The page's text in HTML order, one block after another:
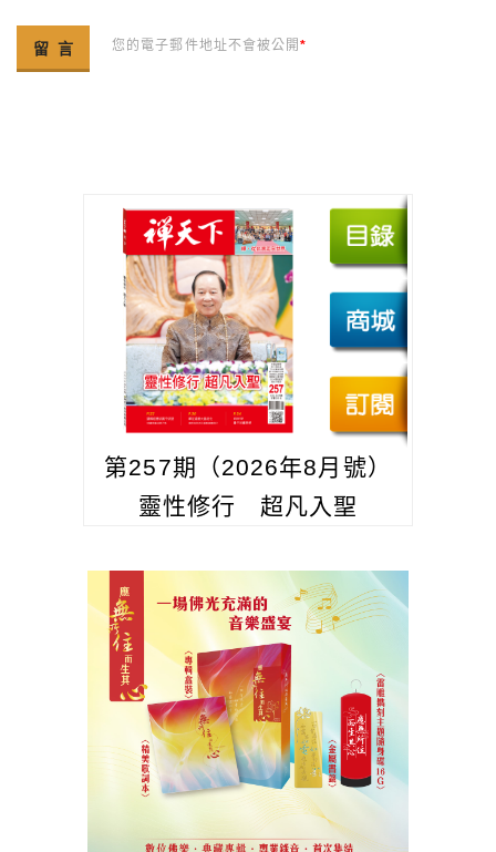
您的電子郵件地址不會被公開*
第257期（2026年8月號）
靈性修行 超凡入聖